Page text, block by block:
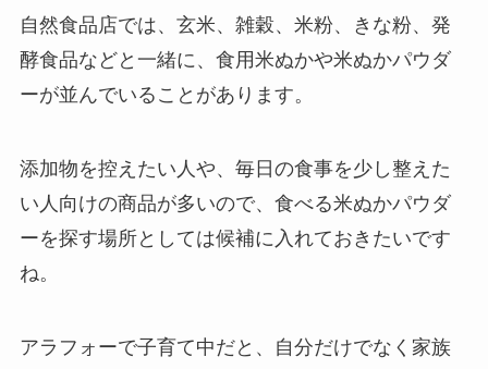
自然食品店では、玄米、雑穀、米粉、きな粉、発
酵食品などと一緒に、食用米ぬかや米ぬかパウダ
ーが並んでいることがあります。
添加物を控えたい人や、毎日の食事を少し整えた
い人向けの商品が多いので、食べる米ぬかパウダ
ーを探す場所としては候補に入れておきたいです
ね。
アラフォーで子育て中だと、自分だけでなく家族